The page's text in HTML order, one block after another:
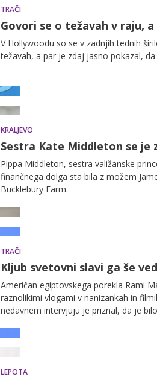
TRAČI
Govori se o težavah v raju,
V Hollywoodu so se v zadnjih tednih
težavah, a par je zdaj jasno pokazal,
KRALJEVO
Sestra Kate Middleton se je
Pippa Middleton, sestra valižanske
finančnega dolga sta bila z možem
Bucklebury Farm.
TRAČI
Kljub svetovni slavi ga še
Američan egiptovskega porekla Rami
raznolikimi vlogami v nanizankah in
nedavnem intervjuju je priznal, da je
LEPOTA